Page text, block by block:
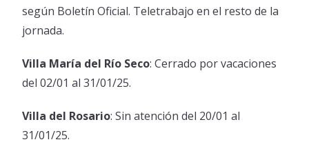
según Boletín Oficial. Teletrabajo en el resto de la
jornada.
Villa María del Río Seco: Cerrado por vacaciones
del 02/01 al 31/01/25.
Villa del Rosario: Sin atención del 20/01 al
31/01/25.